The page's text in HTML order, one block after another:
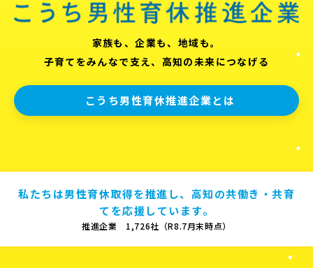
家族も、企業も、地域も。
子育てをみんなで支え、高知の未来につなげる
こうち男性育休推進企業とは
私たちは男性育休取得を推進し、高知の共働き・共育
てを応援しています。
推進企業 1,726社（R8.7月末時点）